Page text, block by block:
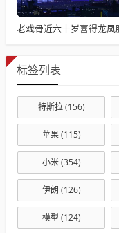
标签列表
特斯拉(156)
苹果(115)
小米(354)
伊朗 (126)
模型 (124)